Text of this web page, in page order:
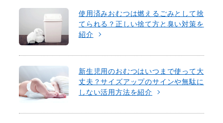
使用済みおむつは燃えるごみとして捨
てられる？正しい捨て方と臭い対策を
紹介
新生児用のおむつはいつまで使って大
丈夫？サイズアップのサインや無駄に
しない活用方法を紹介